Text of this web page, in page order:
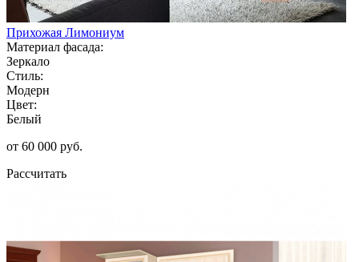
Прихожая Лимониум
Материал фасада:
Зеркало
Стиль:
Модерн
Цвет:
Белый
от 60 000 руб.
Рассчитать